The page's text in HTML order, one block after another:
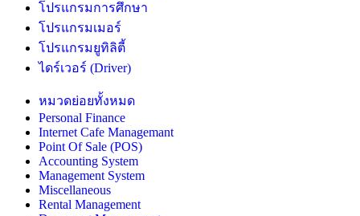
โปรแกรมการศึกษา
โปรแกรมเมอร์
โปรแกรมยูทิลิตี้
ไดร์เวอร์ (Driver)
หมวดย่อยทั้งหมด
Personal Finance
Internet Cafe Managemant
Point Of Sale (POS)
Accounting System
Management System
Miscellaneous
Rental Management